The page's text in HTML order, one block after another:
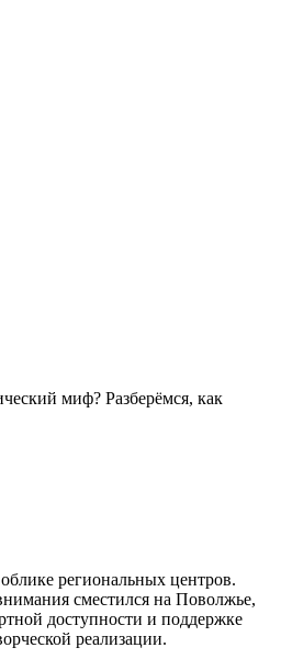
миф? Разберёмся, как
региональных центров.
сместился на Поволжье,
доступности и поддержке
реализации.